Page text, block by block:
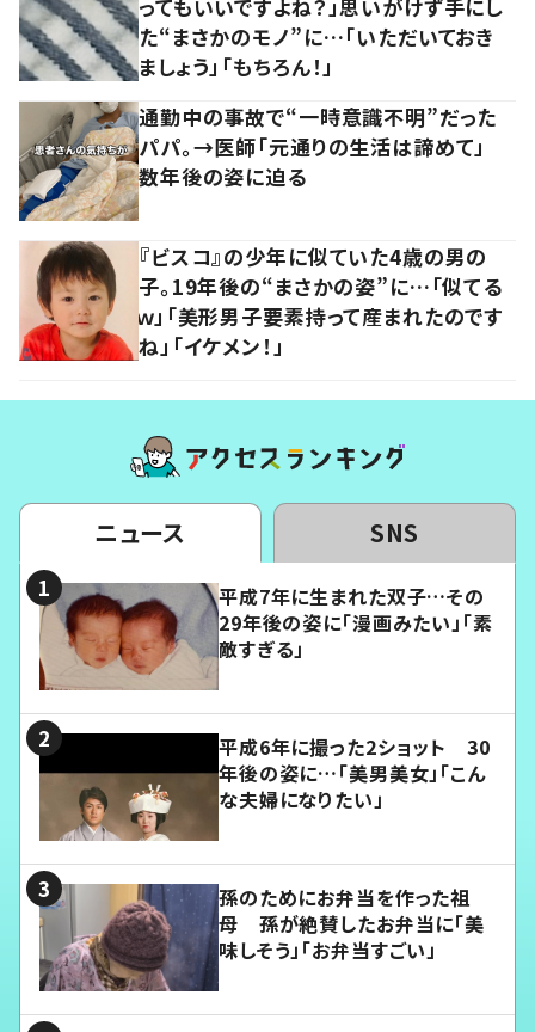
ってもいいですよね？」思いがけず手にし
た“まさかのモノ”に…「いただいておき
ましょう」「もちろん！」
通勤中の事故で“一時意識不明”だった
パパ。→医師「元通りの生活は諦めて」
数年後の姿に迫る
『ビスコ』の少年に似ていた4歳の男の
子。19年後の“まさかの姿”に…「似てる
ｗ」「美形男子要素持って産まれたのです
ね」「イケメン！」
ニュース SNS
平成7年に生まれた双子…その
29年後の姿に「漫画みたい」「素
敵すぎる」
平成6年に撮った2ショット 30
年後の姿に…「美男美女」「こん
な夫婦になりたい」
孫のためにお弁当を作った祖
母 孫が絶賛したお弁当に「美
味しそう」「お弁当すごい」